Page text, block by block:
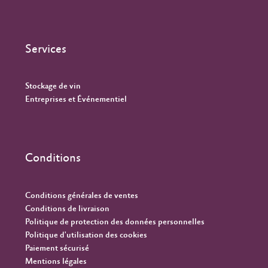
Services
Stockage de vin
Entreprises et Événementiel
Conditions
Conditions générales de ventes
Conditions de livraison
Politique de protection des données personnelles
Politique d'utilisation des cookies
Paiement sécurisé
Mentions légales